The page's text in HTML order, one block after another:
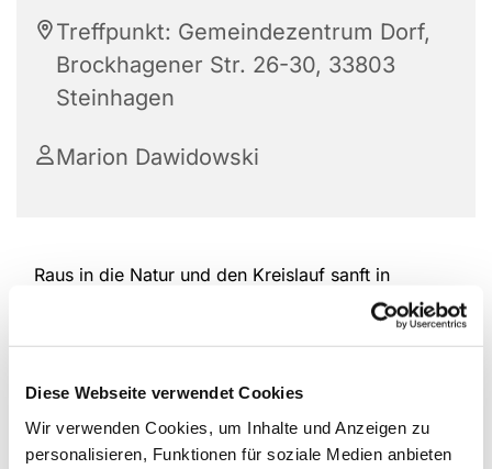
Diese Webseite verwendet Cookies
Wir verwenden Cookies, um Inhalte und Anzeigen zu
personalisieren, Funktionen für soziale Medien anbieten
Treffpunkt: Gemeindezentrum Dorf,
Brockhagener Str. 26-30, 33803
Steinhagen
Marion Dawidowski
Raus in die Natur und den Kreislauf sanft in
Schwung bringen. Nordic Walking schont die
Gelenke und bewegt gleichzeitig die gesamte
Muskulatur. Für jedes Alter und unabhängig von
Eine Anmeldung ist nicht erforderlich.